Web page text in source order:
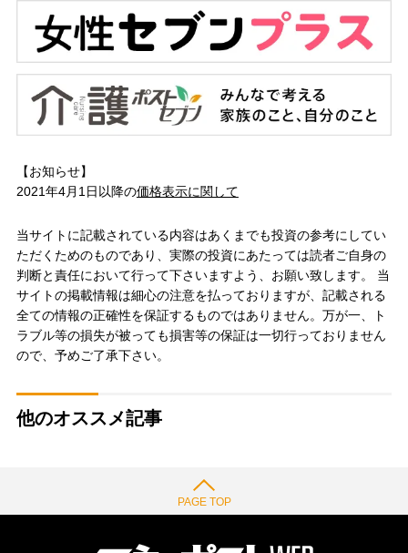
【お知らせ】
2021年4月1日以降の価格表示に関して
当サイトに記載されている内容はあくまでも投資の参考にしてい
ただくためのものであり、実際の投資にあたっては読者ご自身の
判断と責任において行って下さいますよう、お願い致します。 当
サイトの掲載情報は細心の注意を払っておりますが、記載される
全ての情報の正確性を保証するものではありません。万が一、ト
ラブル等の損失が被っても損害等の保証は一切行っておりません
ので、予めご了承下さい。
他のオススメ記事
PAGE TOP